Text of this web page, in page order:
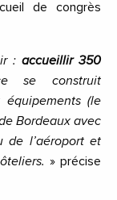
de congrès
:accueillir 350
se construit
(le
Bordeaux avec
de l’aéroport et
» précise